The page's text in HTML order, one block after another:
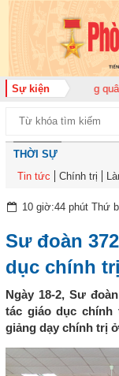
Sự kiện
đoàn Không quân
THỜI SỰ
Tin tức
Chính trị
10 giờ:44 phút Thứ
Sư đoàn
dục chính
Ngày 18-2, Sư
tác giáo dục chính
giảng dạy chính trị